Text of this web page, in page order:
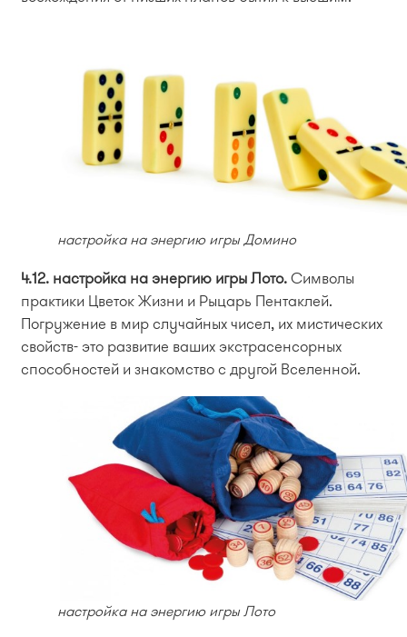
настройка на энергию игры Домино
4.12. настройка на энергию игры Лото.Символы
практики Цветок Жизни и Рыцарь Пентаклей.
Погружение в мир случайных чисел, их мистических
свойств- это развитие ваших экстрасенсорных
способностей и знакомство с другой Вселенной.
настройка на энергию игры Лото